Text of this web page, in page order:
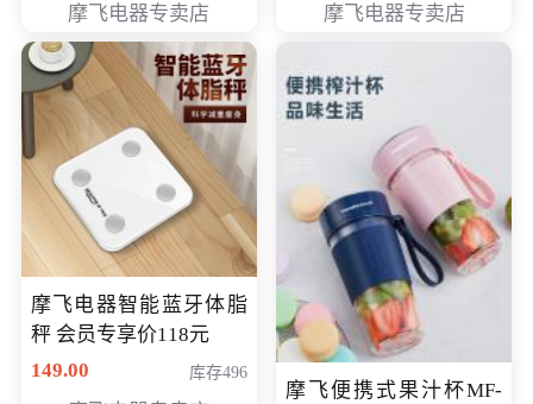
摩飞电器专卖店 摩飞电器专卖店
摩飞电器智能蓝牙体脂
秤 会员专享价118元
149.00
库存496
摩飞便携式果汁杯MF-